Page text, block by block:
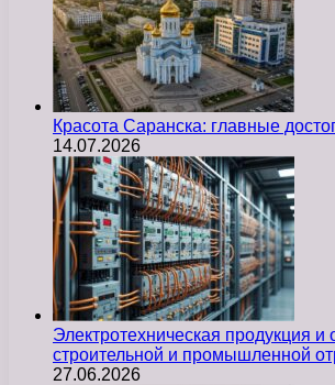
Красота Саранска: главные
14.07.2026
Электротехническая продукция и
строительной и промышленной
27.06.2026